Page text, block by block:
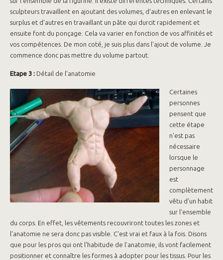
sculpteurs travaillent en ajoutant des volumes, d'autres en enlevant le
surplus et d'autres en travaillant un pâte qui durcit rapidement et
ensuite font du ponçage. Cela va varier en fonction de vos affinités et
vos compétences. De mon coté, je suis plus dans l'ajout de volume. Je
commence donc pas mettre du volume partout.
Etape 3 : Détail de l'anatomie
Certaines
personnes
pensent que
cette étape
n'est pas
nécessaire
lorsque le
personnage
est
complètement
vêtu d'un habit
sur l'ensemble
du corps. En effet, les vêtements recouvriront toutes les zones et
l'anatomie ne sera donc pas visible. C'est vrai et faux à la fois. Disons
que pour les pros qui ont l'habitude de l'anatomie, ils vont facilement
positionner et connaître les formes à adopter pour les tissus. Pour les